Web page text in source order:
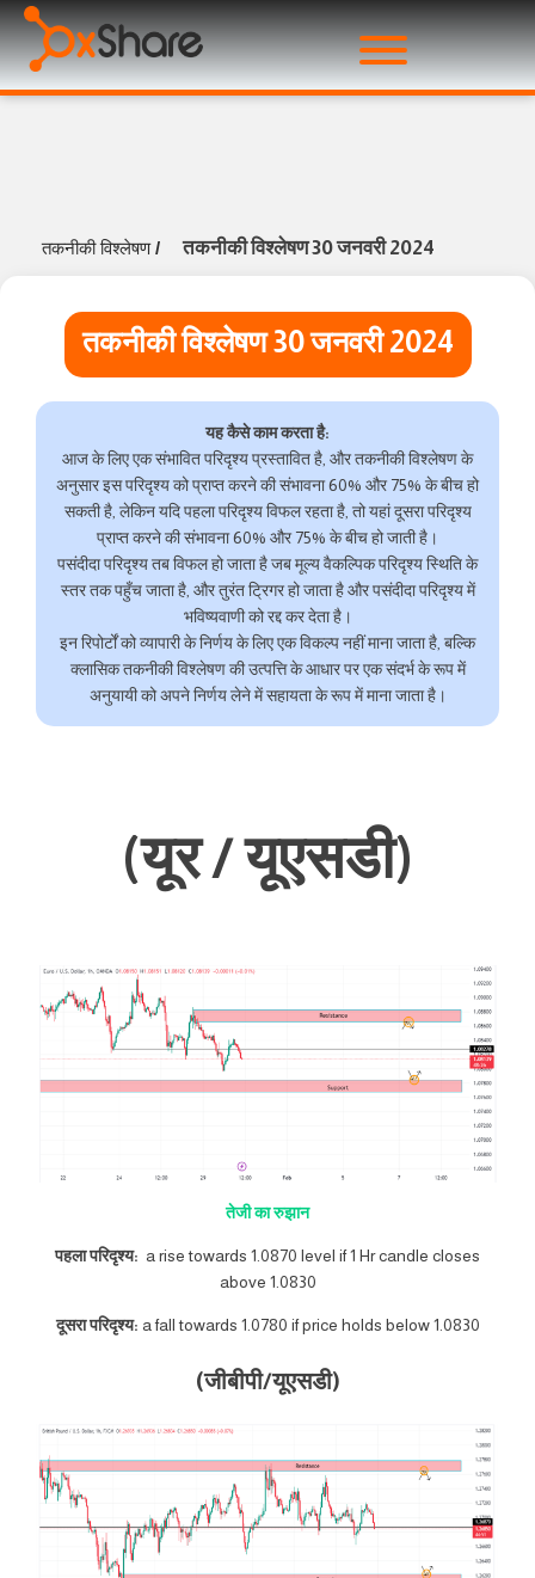
तकनीकी विश्लेषण/ तकनीकी विश्लेषण 30 जनवरी 2024
तकनीकी विश्लेषण 30 जनवरी 2024
यह कैसे काम करता है:
आज के लिए एक संभावित परिदृश्य प्रस्तावित है, और तकनीकी विश्लेषण के
अनुसार इस परिदृश्य को प्राप्त करने की संभावना 60% और 75% के बीच हो
सकती है, लेकिन यदि पहला परिदृश्य विफल रहता है, तो यहां दूसरा परिदृश्य
प्राप्त करने की संभावना 60% और 75% के बीच हो जाती है।
पसंदीदा परिदृश्य तब विफल हो जाता है जब मूल्य वैकल्पिक परिदृश्य स्थिति के
स्तर तक पहुँच जाता है, और तुरंत ट्रिगर हो जाता है और पसंदीदा परिदृश्य में
भविष्यवाणी को रद्द कर देता है।
इन रिपोर्टों को व्यापारी के निर्णय के लिए एक विकल्प नहीं माना जाता है, बल्कि
क्लासिक तकनीकी विश्लेषण की उत्पत्ति के आधार पर एक संदर्भ के रूप में
अनुयायी को अपने निर्णय लेने में सहायता के रूप में माना जाता है।
(यूर / यूएसडी)
तेजी का रुझान
पहला परिदृश्य: a rise towards 1.0870 level if 1 Hr candle closes
above 1.0830
दूसरा परिदृश्य: a fall towards 1.0780 if price holds below 1.0830
(जीबीपी/यूएसडी)